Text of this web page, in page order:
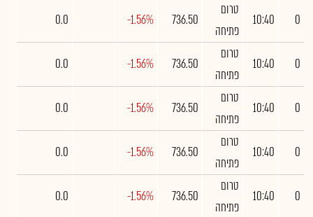
0
10:40
טרום
פתיחה
736.50
-1.56%
0.0
0
10:40
טרום
פתיחה
736.50
-1.56%
0.0
0
10:40
טרום
פתיחה
736.50
-1.56%
0.0
0
10:40
טרום
פתיחה
736.50
-1.56%
0.0
0
10:40
טרום
פתיחה
736.50
-1.56%
0.0